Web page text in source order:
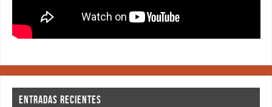
ENTRADAS RECIENTES